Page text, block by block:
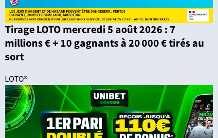
Tirage LOTO mercredi 5 août 2026 : 7
millions € + 10 gagnants à 20 000 € tirés au
sort
LOTO®